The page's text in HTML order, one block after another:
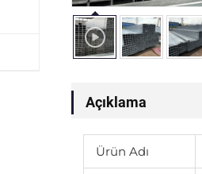
Açıklama
Ürün Adı